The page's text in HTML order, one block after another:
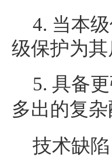
4. 当本
级保护为其
5. 具备
多出的复
技术缺